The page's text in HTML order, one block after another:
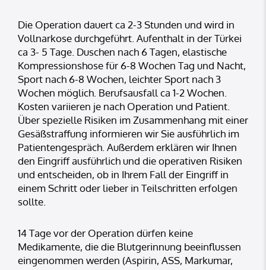
Die Operation dauert ca 2-3 Stunden und wird in
Vollnarkose durchgeführt. Aufenthalt in der Türkei
ca 3- 5 Tage. Duschen nach 6 Tagen, elastische
Kompressionshose für 6-8 Wochen Tag und Nacht,
Sport nach 6-8 Wochen, leichter Sport nach 3
Wochen möglich. Berufsausfall ca 1-2 Wochen.
Kosten variieren je nach Operation und Patient.
Über spezielle Risiken im Zusammenhang mit einer
Gesäßstraffung informieren wir Sie ausführlich im
Patientengespräch. Außerdem erklären wir Ihnen
den Eingriff ausführlich und die operativen Risiken
und entscheiden, ob in Ihrem Fall der Eingriff in
einem Schritt oder lieber in Teilschritten erfolgen
sollte.
14 Tage vor der Operation dürfen keine
Medikamente, die die Blutgerinnung beeinflussen
eingenommen werden (Aspirin, ASS, Markumar,